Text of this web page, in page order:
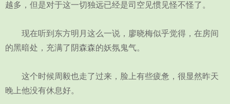
小
越多，但是对于这一切独远已经是司空见惯见怪不怪了。
现在听到东方明月这么一说，廖晓梅似乎觉得，在房间
的黑暗处，充满了阴森森的妖氛鬼气。
这个时候周毅也走了过来，脸上有些疲惫，很显然昨天
晚上他没有休息好。